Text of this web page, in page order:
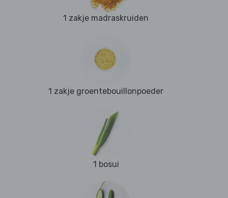
1 zakje madraskruiden
1 zakje groentebouillonpoeder
1 bosui